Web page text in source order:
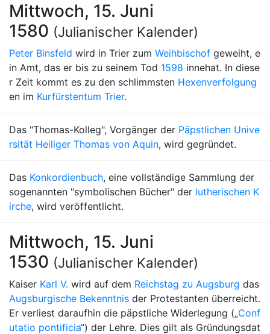
Mittwoch, 15. Juni
1580 (Julianischer Kalender)
Peter Binsfeld wird in Trier zum Weihbischof geweiht, e
in Amt, das er bis zu seinem Tod 1598 innehat. In diese
r Zeit kommt es zu den schlimmsten Hexenverfolgung
en im Kurfürstentum Trier.
Das "Thomas-Kolleg", Vorgänger der Päpstlichen Unive
rsität Heiliger Thomas von Aquin, wird gegründet.
Das Konkordienbuch, eine vollständige Sammlung der
sogenannten "symbolischen Bücher" der lutherischen K
irche, wird veröffentlicht.
Mittwoch, 15. Juni
1530 (Julianischer Kalender)
Kaiser Karl V. wird auf dem Reichstag zu Augsburg das
Augsburgische Bekenntnis der Protestanten überreicht.
Er verliest daraufhin die päpstliche Widerlegung („Conf
utatio pontificia“) der Lehre. Dies gilt als Gründungsdat